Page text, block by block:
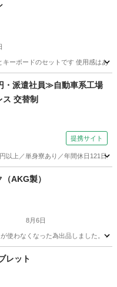
ーボードのセットです 使用感はあ
ソコン
・派遣社員≫自動車系工場
交替制
提携サイト
以上／単身寮あり／年間休日121
AKG製）
8月6日
使わなくなった為出品しました。
レット